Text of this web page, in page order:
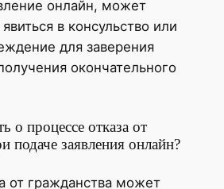
онлайн, может
в консульство или
для заверения
окончательного
о процессе отказа от
подаче заявления онлайн?
от гражданства может